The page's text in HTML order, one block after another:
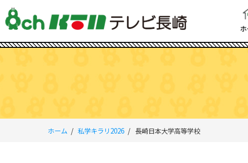
ホーム 私学キラリ2026 長崎日本大学高等学校